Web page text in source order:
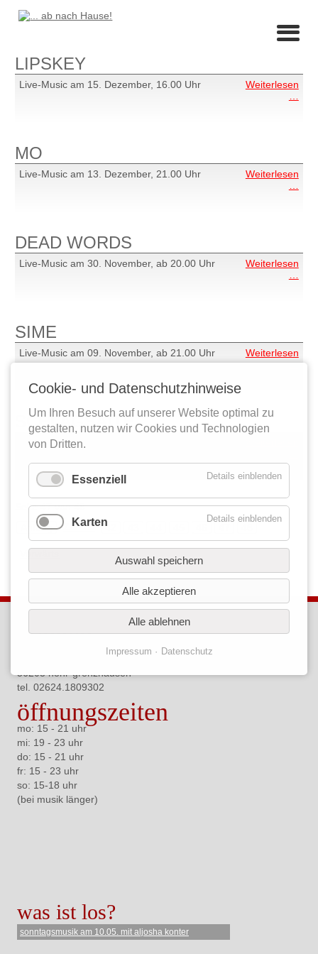
LIPSKEY
Live-Music am 15. Dezember, 16.00 Uhr
Weiterlesen
…
MO
Live-Music am 13. Dezember, 21.00 Uhr
Weiterlesen
…
DEAD WORDS
Live-Music am 30. November, ab 20.00 Uhr
Weiterlesen
…
SIME
Live-Music am 09. November, ab 21.00 Uhr
Weiterlesen
…
SCHLAGSAITE
Live-Music am 18. Oktober, ab 20.00 Uhr
Seite 47 von 48
Anfang
Zurück 42
Vorwärts
kontakt
56203 höhr-grenzhausen
tel. 02624. 1809302
öffnungszeiten
mo: 15 - 21 uhr
mi: 19 - 23 uhr
do: 15 - 21 uhr
fr: 15 - 23 uhr
so: 15-18 uhr
(bei musik länger)
was ist los?
sonntagsmusik am 10.05. mit aljosha konter
Cookie- und Datenschutzhinweise
Um Ihren Besuch auf unserer Website optimal zu
gestalten, nutzen wir Cookies und Technologien
von Dritten.
Essenziell Details einblenden
Karten Details einblenden
Auswahl speichern
Alle akzeptieren
Alle ablehnen
Impressum Datenschutz